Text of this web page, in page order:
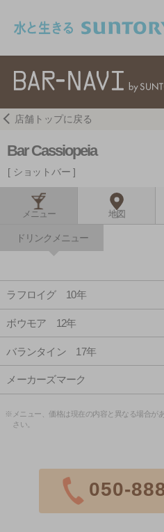
店舗トップに戻る
Bar Cassiopeia
ショットバー
メニュー 地図
ドリンクメニュー
ラフロイグ 10年
ボウモア 12年
バランタイン 17年
メーカーズマーク
※メニュー、価格は現在の内容と異なる場合が
さい。
050-